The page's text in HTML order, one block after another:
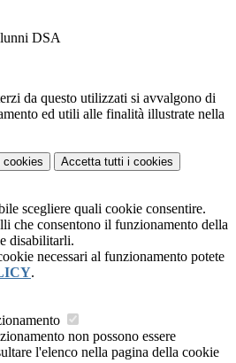
DSA
da questo utilizzati si avvalgono di
ed utili alle finalità illustrate nella
cookies Accetta tutti i cookies
scegliere quali cookie consentire.
che consentono il funzionamento della
disabilitarli.
necessari al funzionamento potete
.
non possono essere
l'elenco nella pagina della cookie